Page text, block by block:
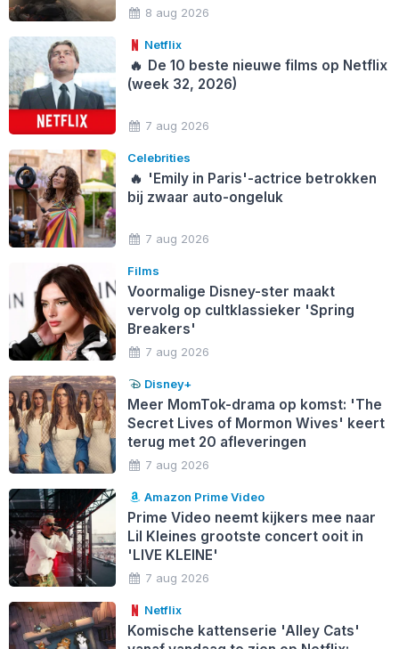
8 aug 2026
Netflix
🔥 De 10 beste nieuwe films op Netflix
(week 32, 2026)
7 aug 2026
Celebrities
🔥 'Emily in Paris'-actrice betrokken
bij zwaar auto-ongeluk
7 aug 2026
Films
Voormalige Disney-ster maakt
vervolg op cultklassieker 'Spring
Breakers'
7 aug 2026
Disney+
Meer MomTok-drama op komst: 'The
Secret Lives of Mormon Wives' keert
terug met 20 afleveringen
7 aug 2026
Amazon Prime Video
Prime Video neemt kijkers mee naar
Lil Kleines grootste concert ooit in
'LIVE KLEINE'
7 aug 2026
Netflix
Komische kattenserie 'Alley Cats'